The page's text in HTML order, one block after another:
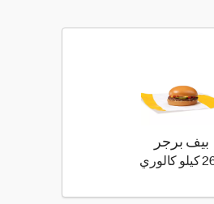
بيف برجر
كالوري 264 كيلو سعرة حرارية